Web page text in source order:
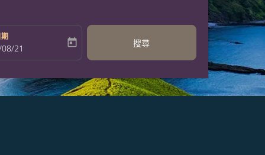
return-date-aria-label
21 today 搜尋